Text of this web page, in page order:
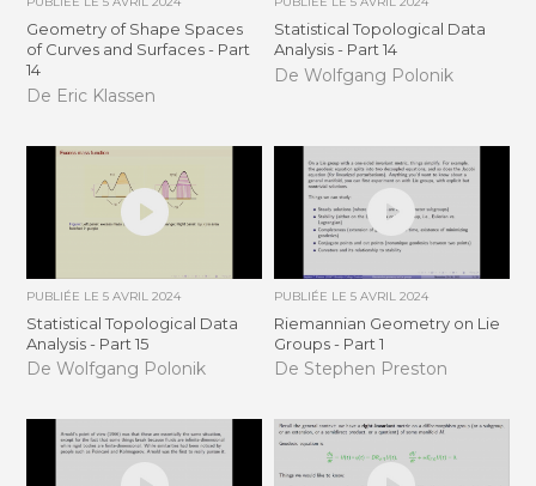
Geometry of Shape Spaces
of Curves and Surfaces - Part
14
De Eric Klassen
Statistical Topological Data
Analysis - Part 14
De Wolfgang Polonik
PUBLIÉE LE5 AVRIL 2024
Statistical Topological Data
Analysis - Part 15
De Wolfgang Polonik
PUBLIÉE LE 5 AVRIL 2024
Riemannian Geometry on Lie
Groups - Part 1
De Stephen Preston